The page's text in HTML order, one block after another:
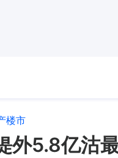
楼市
外5.8亿沽